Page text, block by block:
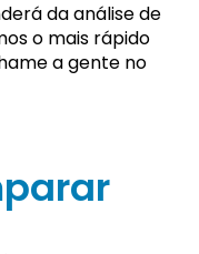
da análise de
o mais rápido
a gente no